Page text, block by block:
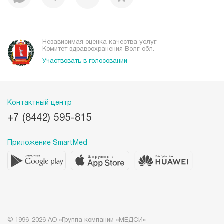
Независимая оценка качества услуг.
Комитет здравоохранения Волг. обл.
Участвовать в голосовании
Контактный центр
+7 (8442) 595-815
Приложение SmartMed
© 1996-2026 АО «Группа компании «МЕДСИ»